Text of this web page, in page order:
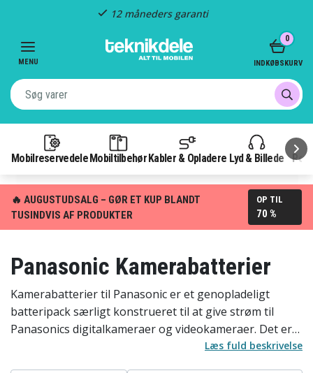
Hurtig levering
MENU
Mobilreservedele Mobiltilbehør Kabler & Opladere Lyd & Billede
0
INDKØBSKURV
🔥 AUGUSTUDSALG – GØR ET KUP BLANDT
TUSINDVIS AF PRODUKTER
OP TIL
70 %
Panasonic Kamerabatterier
Kamerabatterier til Panasonic er et genopladeligt
batteripack særligt konstrueret til at give strøm til
Panasonics digitalkameraer og videokameraer. Det er
normalt et lithium-ion-batteri med specifik spænding
Læs fuld beskrivelse